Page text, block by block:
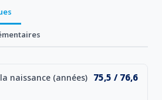
naissance (années) 75,5 / 76,6